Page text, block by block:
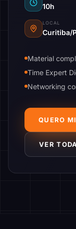
10h
LOCAL
Curitiba/
Material
Time Expert
Networking
QUERO
VER